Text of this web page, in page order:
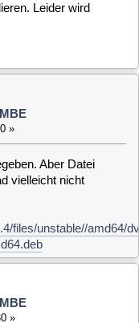
Build Git.
korrekt
Logset